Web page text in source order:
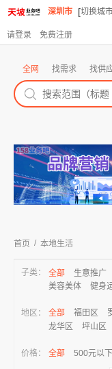
深圳市 [切换城
请登录 免费注册
全网 找需求 找供
首页 / 本地生活
子类： 全部 生意推广
美容美体
健身
地区： 全部 福田区
龙华区
坪山区
价格： 全部 500元以下